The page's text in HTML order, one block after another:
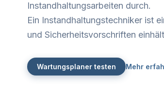
Instandhaltungsarbeiten durch.
Ein Instandhaltungstechniker ist
und Sicherheitsvorschriften
Wartungsplaner testen Mehr